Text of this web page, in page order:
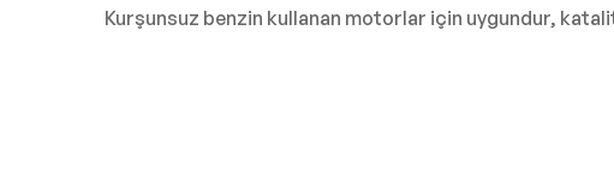
Kurşunsuz benzin kullanan motorlar için uygundur,